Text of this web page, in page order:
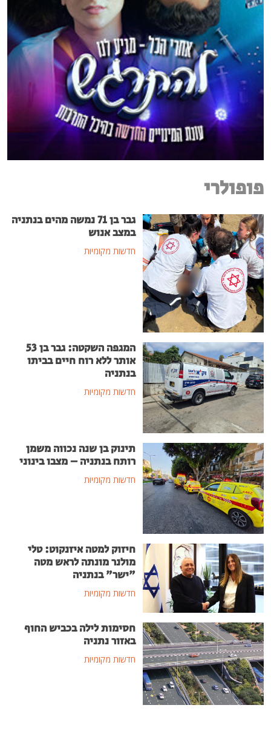
פופולרי
גבר בן 71 נמשה מהים בנתניה
במצב אנוש
חדשות מקומיות
המגפה השקטה: גבר בן 53
אותר ללא רוח חיים בביתו
בנתניה
חדשות מקומיות
תינוק בן שנה נכווה משמן
רותח בנתניה – מצבו בינוני
חדשות מקומיות
חיזוק למטה איזנקוט: טלי
מולנר מונתה לראש מטה
"ישר" בנתניה
חדשות מקומיות
חסימות לילה בכביש החוף
באזור נתניה
חדשות מקומיות